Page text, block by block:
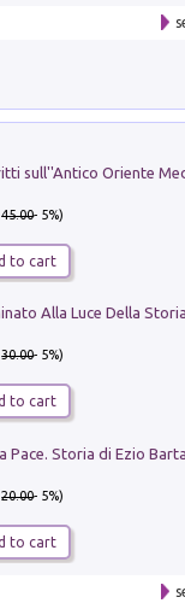
45.00- 5%)
to cart
30.00- 5%)
to cart
20.00- 5%)
to cart